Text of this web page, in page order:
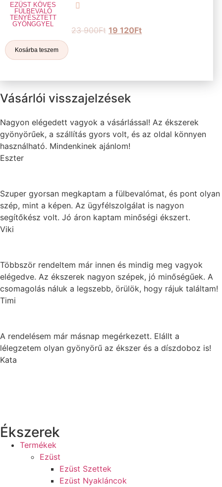
EZÜST KÖVES
FÜLBEVALÓ
TENYÉSZTETT
GYÖNGGYEL
23 900Ft 19 120Ft
Kosárba teszem
Vásárlói visszajelzések
Nagyon elégedett vagyok a vásárlással! Az ékszerek
gyönyörűek, a szállítás gyors volt, és az oldal könnyen
használható. Mindenkinek ajánlom!
Eszter
Szuper gyorsan megkaptam a fülbevalómat, és pont olyan
szép, mint a képen. Az ügyfélszolgálat is nagyon
segítőkész volt. Jó áron kaptam minőségi ékszert.
Viki
Többször rendeltem már innen és mindig meg vagyok
elégedve. Az ékszerek nagyon szépek, jó minőségűek. A
csomagolás náluk a legszebb, örülök, hogy rájuk találtam!
Timi
A rendelésem már másnap megérkezett. Elállt a
lélegzetem olyan gyönyörű az ékszer és a díszdoboz is!
Kata
Ékszerek
Termékek
Ezüst
Ezüst Szettek
Ezüst Nyakláncok